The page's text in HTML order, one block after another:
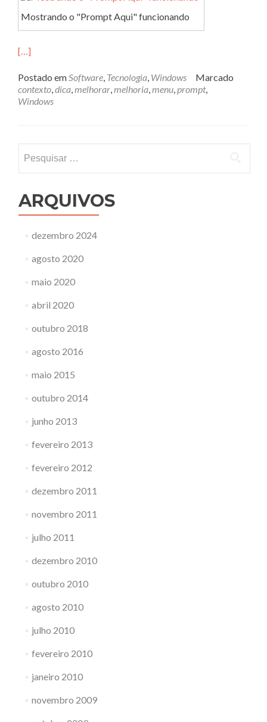
Mostrando o "Prompt Aqui" funcionando
[…]
Postado em Software Tecnologia Windows
Marcado
contexto dica melhorar melhoria menu prompt,
Windows
por:
ARQUIVOS
dezembro 2024
agosto 2020
maio 2020
abril 2020
outubro 2018
agosto 2016
maio 2015
outubro 2014
junho 2013
fevereiro 2013
fevereiro 2012
dezembro 2011
novembro 2011
julho 2011
dezembro 2010
outubro 2010
agosto 2010
julho 2010
fevereiro 2010
janeiro 2010
novembro 2009